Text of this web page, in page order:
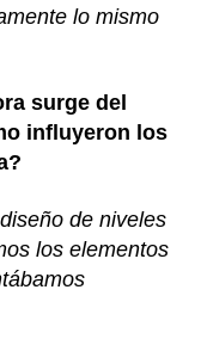
lo mismo
surge del
influyeron los
de niveles
los elementos